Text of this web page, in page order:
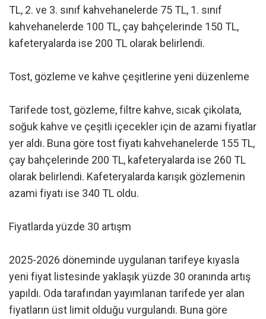
TL, 2. ve 3. sınıf kahvehanelerde 75 TL, 1. sınıf
kahvehanelerde 100 TL, çay bahçelerinde 150 TL,
kafeteryalarda ise 200 TL olarak belirlendi.
Tost, gözleme ve kahve çeşitlerine yeni düzenleme
Tarifede tost, gözleme, filtre kahve, sıcak çikolata,
soğuk kahve ve çeşitli içecekler için de azami fiyatlar
yer aldı. Buna göre tost fiyatı kahvehanelerde 155 TL,
çay bahçelerinde 200 TL, kafeteryalarda ise 260 TL
olarak belirlendi. Kafeteryalarda karışık gözlemenin
azami fiyatı ise 340 TL oldu.
Fiyatlarda yüzde 30 artışm
2025-2026 döneminde uygulanan tarifeye kıyasla
yeni fiyat listesinde yaklaşık yüzde 30 oranında artış
yapıldı. Oda tarafından yayımlanan tarifede yer alan
fiyatların üst limit olduğu vurgulandı. Buna göre